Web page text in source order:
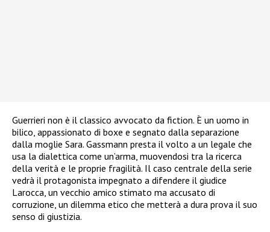
Guerrieri non è il classico avvocato da fiction. È un uomo in
bilico, appassionato di boxe e segnato dalla separazione
dalla moglie Sara. Gassmann presta il volto a un legale che
usa la dialettica come un’arma, muovendosi tra la ricerca
della verità e le proprie fragilità. Il caso centrale della serie
vedrà il protagonista impegnato a difendere il giudice
Larocca, un vecchio amico stimato ma accusato di
corruzione, un dilemma etico che metterà a dura prova il suo
senso di giustizia.